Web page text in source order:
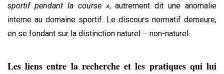
sportif pendant la course », autrement dit une anomalie
interne au domaine sportif. Le discours normatif demeure,
en se fondant sur la distinction naturel – non-naturel.
Les liens entre la recherche et les pratiques qui lui